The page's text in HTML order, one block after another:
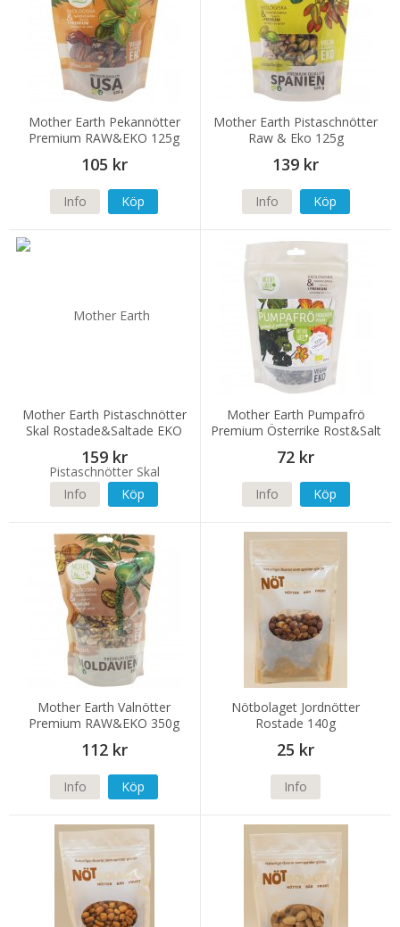
Mother Earth Pekannötter
Premium RAW&EKO 125g
105 kr
Info Köp
Mother Earth Pistaschnötter
Raw & Eko 125g
139 kr
Info Köp
Mother Earth Pistaschnötter
Skal Rostade&Saltade EKO
250g
159 kr
Info Köp
Mother Earth Pumpafrö
Premium Österrike Rost&Salt
EKO 200g
72 kr
Info Köp
Mother Earth Valnötter
Premium RAW&EKO 350g
112 kr
Info Köp
Nötbolaget Jordnötter
Rostade 140g
25 kr
Info